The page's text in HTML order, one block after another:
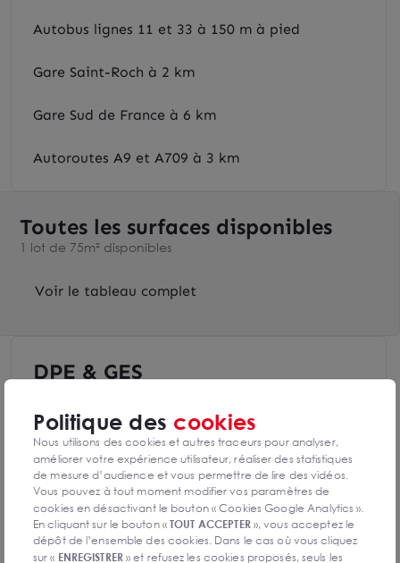
Autobus lignes 11 et 33 à 150 m à pied
Gare Saint-Roch à 2 km
Gare Sud de France à 6 km
Autoroutes A9 et A709 à 3 km
Toutes les surfaces disponibles
1 lot de 75m² disponibles
Voir le tableau complet
DPE & GES
Diagnostics DPE en cours de réalisation
Indice d'émission de gaz à effet de serre
Politique des cookies
Nous utilisons des cookies et autres traceurs pour analyser,
améliorer votre expérience utilisateur, réaliser des statistiques
de mesure d’audience et vous permettre de lire des vidéos.
Vous pouvez à tout moment modifier vos paramètres de
cookies en désactivant le bouton « Cookies Google Analytics ».
En cliquant sur le bouton «TOUT ACCEPTER», vous acceptez le
dépôt de l’ensemble des cookies. Dans le cas où vous cliquez
sur « ENREGISTRER» et refusez les cookies proposés, seuls les